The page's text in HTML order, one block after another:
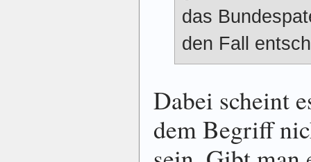
das
den Fall
Dabei scheint
dem Begriff